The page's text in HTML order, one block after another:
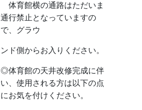
体育館横の通路はただいま
通行禁止となっていますの
で、グラウ
ンド側からお入りください。
◎体育館の天井改修完成に伴
い、使用される方は以下の点
にお気を付けください。